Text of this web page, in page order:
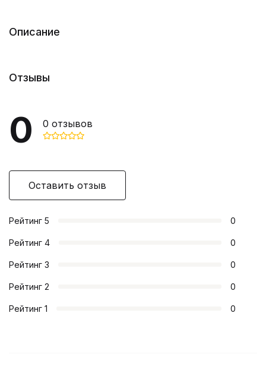
Описание
Отзывы
0 0 отзывов
Оставить отзыв
Рейтинг 5 0
Рейтинг 4 0
Рейтинг 3 0
Рейтинг 2 0
Рейтинг 1 0